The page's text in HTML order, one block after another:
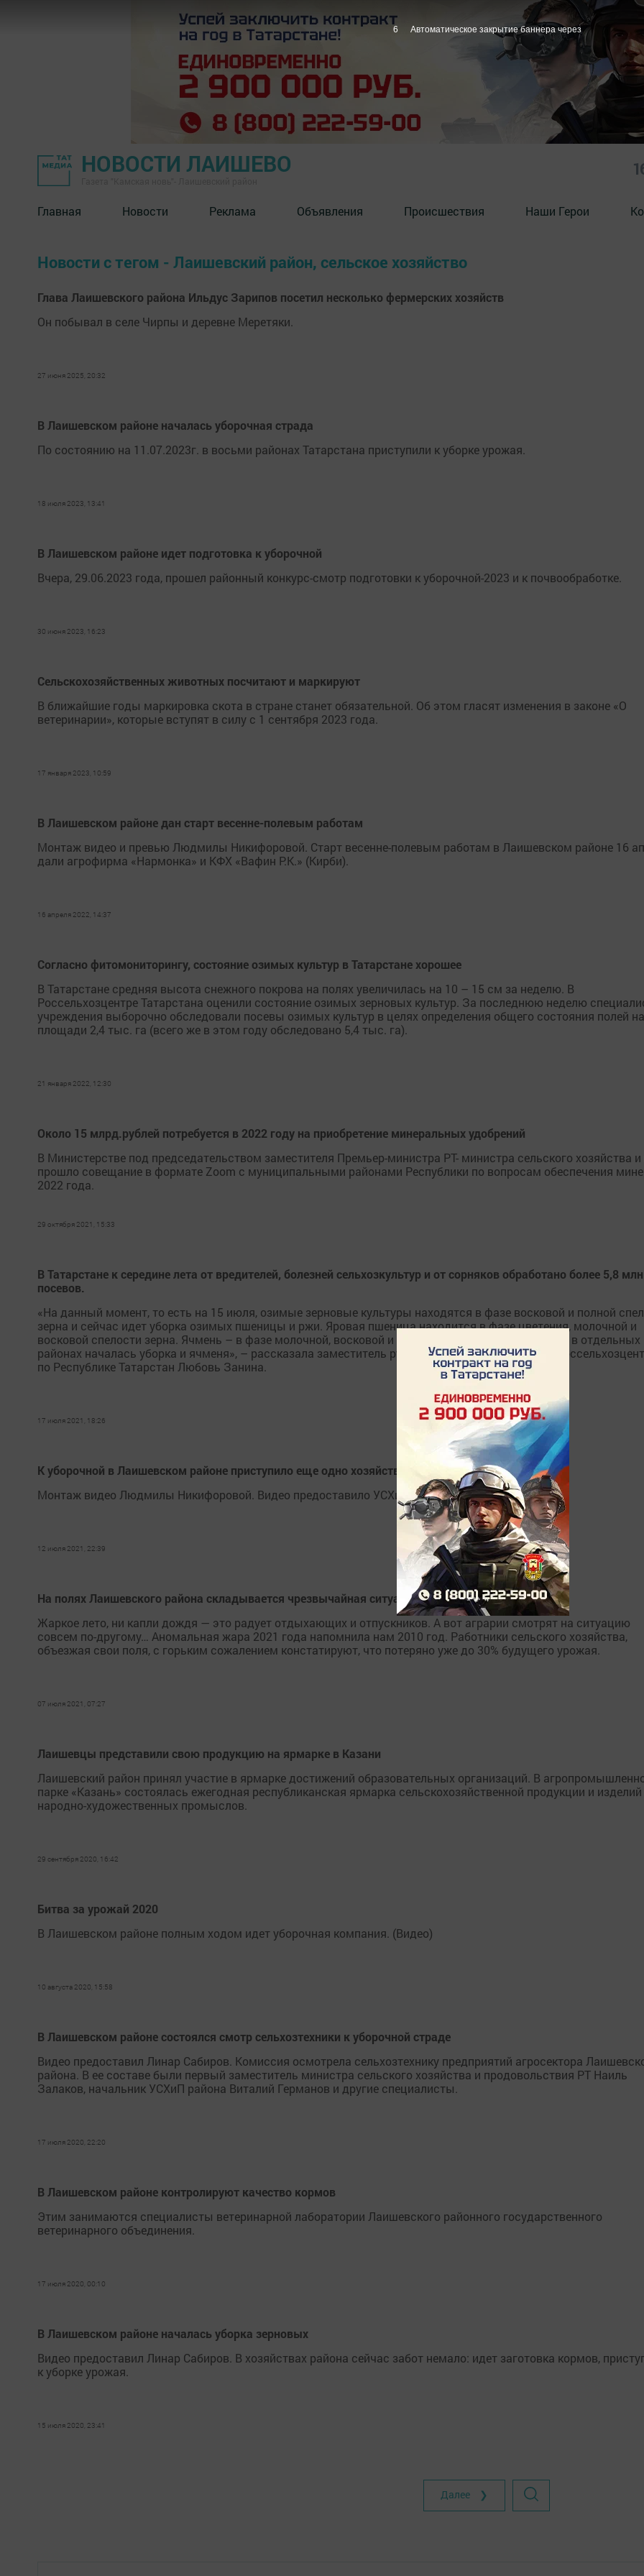
НОВОСТИ ЛАИШЕВО
Главная Новости Реклама Объявления Происшествия Наши Герои
Новости с тегом - Лаишевский район, сельское хозяйство
Глава Лаишевского района Ильдус Зарипов посетил несколько фермерских хозяйств
Он побывал в селе Чирпы и деревне Меретяки.
27 июня 2025, 20:32
В Лаишевском районе началась уборочная страда
По состоянию на 11.07.2023г. в восьми районах Татарстана приступили к уборке урожая.
18 июля 2023, 13:41
В Лаишевском районе идет подготовка к уборочной
Вчера, 29.06.2023 года, прошел районный конкурс-смотр подготовки к уборочной-2023 и к почвообработке.
30 июня 2023, 16:23
Сельскохозяйственных животных посчитают и маркируют
В ближайшие годы маркировка скота в стране станет обязательной. Об этом гласят изменения в законе «О
ветеринарии», которые вступят в силу с 1 сентября 2023 года.
17 января 2023, 10:59
В Лаишевском районе дан старт весенне-полевым работам
Монтаж видео и превью Людмилы Никифоровой. Старт весенне-полевым работам в Лаишевском районе 16
дали агрофирма «Нармонка» и КФХ «Вафин Р.К.» (Кирби).
16 апреля 2022, 14:37
Согласно фитомониторингу, состояние озимых культур в Татарстане хорошее
В Татарстане средняя высота снежного покрова на полях увеличилась на 10 – 15 см за неделю. В
Россельхозцентре Татарстана оценили состояние озимых зерновых культур. За последнюю неделю
учреждения выборочно обследовали посевы озимых культур в целях определения общего состояния полей на
площади 2,4 тыс. га (всего же в этом году обследовано 5,4 тыс. га).
21 января 2022, 12:30
Около 15 млрд.рублей потребуется в 2022 году на приобретение минеральных удобрений
В Министерстве под председательством заместителя Премьер-министра РТ- министра сельского хозяйства
прошло совещание в формате Zoom с муниципальными районами Республики по вопросам обеспечения
2022 года.
29 октября 2021, 15:33
В Татарстане к середине лета от вредителей, болезней сельхозкультур и от сорняков обработано более 5,8
посевов.
«На данный момент, то есть на 15 июля, озимые зерновые культуры находятся в фазе восковой и полной
зерна и сейчас идет уборка озимых пшеницы и ржи. Яровая пшеница находится в фазе цветения, молочной и
восковой спелости зерна. Ячмень – в фазе молочной, восковой и полной спелости зерна. Кстати, в отдельных
районах началась уборка и ячменя», – рассказала заместитель руководителя филиала ФГБУ
по Республике Татарстан Любовь Занина.
17 июля 2021, 18:26
К уборочной в Лаишевском районе приступило еще одно хозяйство
Монтаж видео Людмилы Никифоровой. Видео предоставило УСХиП Лаишевского района.
12 июля 2021, 22:39
На полях Лаишевского района складывается чрезвычайная ситуация
Жаркое лето, ни капли дождя — это радует отдыхающих и отпускников. А вот аграрии смотрят на ситуацию
совсем по-другому… Аномальная жара 2021 года напомнила нам 2010 год. Работники сельского хозяйства,
объезжая свои поля, с горьким сожалением констатируют, что потеряно уже до 30% будущего урожая.
07 июля 2021, 07:27
Лаишевцы представили свою продукцию на ярмарке в Казани
Лаишевский район принял участие в ярмарке достижений образовательных организаций. В
парке «Казань» состоялась ежегодная республиканская ярмарка сельскохозяйственной продукции и изделий
народно-художественных промыслов.
29 сентября 2020, 16:42
Битва за урожай 2020
В Лаишевском районе полным ходом идет уборочная компания. (Видео)
10 августа 2020, 15:58
В Лаишевском районе состоялся смотр сельхозтехники к уборочной страде
Видео предоставил Линар Сабиров. Комиссия осмотрела сельхозтехнику предприятий агросектора
района. В ее составе были первый заместитель министра сельского хозяйства и продовольствия РТ Наиль
Залаков, начальник УСХиП района Виталий Германов и другие специалисты.
17 июля 2020, 22:20
В Лаишевском районе контролируют качество кормов
Этим занимаются специалисты ветеринарной лаборатории Лаишевского районного государственного
ветеринарного объединения.
17 июля 2020, 00:10
В Лаишевском районе началась уборка зерновых
Видео предоставил Линар Сабиров. В хозяйствах района сейчас забот немало: идет заготовка кормов,
к уборке урожая.
15 июля 2020, 23:41
Далее ❯
5 Автоматическое закрытие баннера через